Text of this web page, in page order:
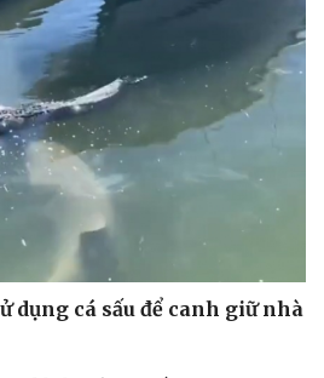
dụng cá sấu để canh giữ nhà